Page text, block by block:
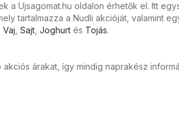
a Ujsagomat.hu oldalon érhetők el. Itt
tartalmazza a Nudli akcióját, valamint
Vaj Sajt Joghurt és Tojás.
árakat, így mindig naprakész